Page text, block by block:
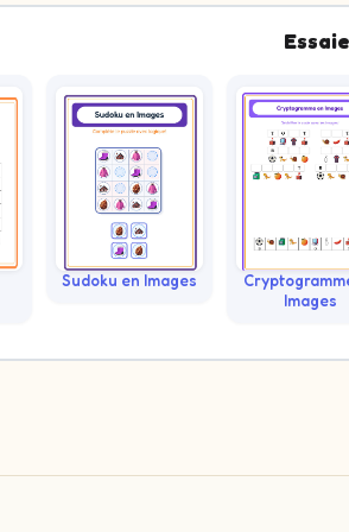
Sudoku en Images
Images